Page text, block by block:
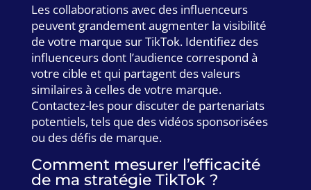
Les collaborations avec des influenceurs
peuvent grandement augmenter la visibilité
de votre marque sur TikTok. Identifiez des
influenceurs dont l’audience correspond à
votre cible et qui partagent des valeurs
similaires à celles de votre marque.
Contactez-les pour discuter de partenariats
potentiels, tels que des vidéos sponsorisées
ou des défis de marque.
Comment mesurer l’efficacité
de ma stratégie TikTok ?